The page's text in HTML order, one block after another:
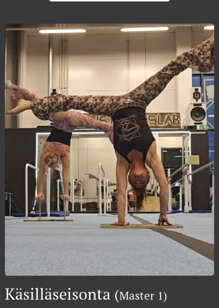
Käsilläseisonta (Master 1)